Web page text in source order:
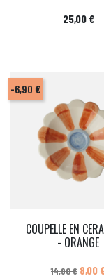
Prix
25,00 €
COUPELLE EN
- ORANGE
Prix de base
14,90 € Prix
8,00
-6,90 €